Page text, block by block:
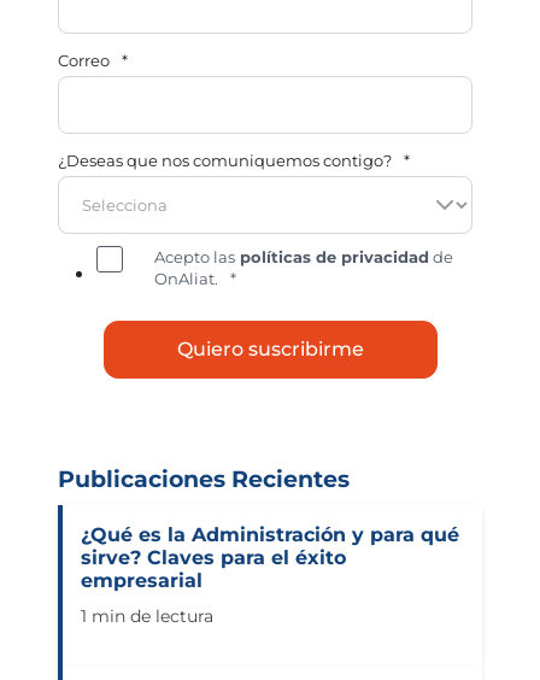
Correo *
¿Deseas que nos comuniquemos contigo? *
Acepto las políticas de privacidad de
OnAliat.
*
Publicaciones Recientes
¿Qué es la Administración y para qué
sirve? Claves para el éxito
empresarial
1 min de lectura